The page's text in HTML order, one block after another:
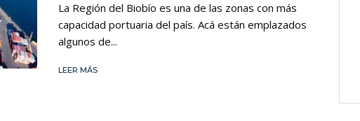
La Región del Biobío es una de las zonas con más
capacidad portuaria del país. Acá están emplazados
algunos de...
LEER MÁS